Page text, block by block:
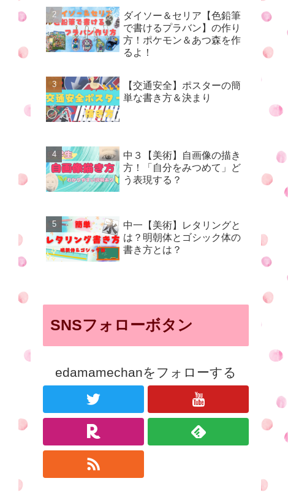
ダイソー＆セリア【色鉛筆
で書けるプラバン】の作り
方！ポケモン＆あつ森を作
るよ！
【交通安全】ポスターの簡
単な書き方＆決まり
中３【美術】自画像の描き
方！「自分をみつめて」ど
う表現する？
中一【美術】レタリングと
は？明朝体とゴシック体の
書き方とは？
SNSフォローボタン
edamamechanをフォローする